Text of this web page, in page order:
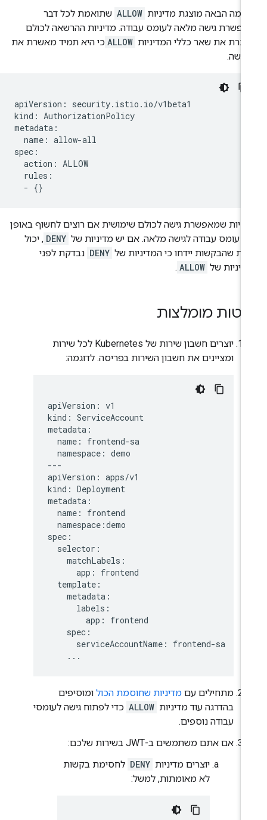
הבאה מוצגת מדיניות ALLOW שתואמת לכל דבר
גישה מלאה לעומס עבודה. מדיניות ההרשאה לכולם
את שאר כללי המדיניות ALLOW כי היא תמיד מאשרת את
apiVersion: security.istio.io/v1beta1
kind: AuthorizationPolicy
metadata:
  name: allow-all
spec:
  action: ALLOW
  rules:
שמאפשרת גישה לכולם שימושית אם רוצים לחשוף באופן
עומס עבודה לגישה מלאה. אם יש מדיניות של DENY , יכול
שהבקשות יידחו כי המדיניות של DENY נבדקת לפני
של ALLOW
.
מומלצות
יוצרים חשבון שירות של Kubernetes לכל שירות
ומציינים את חשבון השירות בפריסה. לדוגמה:
apiVersion: v1
kind: ServiceAccount
metadata:
  name: frontend-sa
  namespace: demo
apiVersion: apps/v1
kind: Deployment
metadata:
  name: frontend
  namespace:demo
spec:
  selector:
    matchLabels:
      app: frontend
  template:
    metadata:
      labels:
        app: frontend
    spec:
      serviceAccountName: frontend-sa
מתחילים עם מדיניות שחוסמת הכולומוסיפים
בהדרגה עוד מדיניות ALLOW כדי לפתוח גישה לעומסי
עבודה נוספים.
אם אתם משתמשים ב-JWT בשירות שלכם:
יוצרים מדיניות DENY לחסימת בקשות
לא מאומתות, למשל: